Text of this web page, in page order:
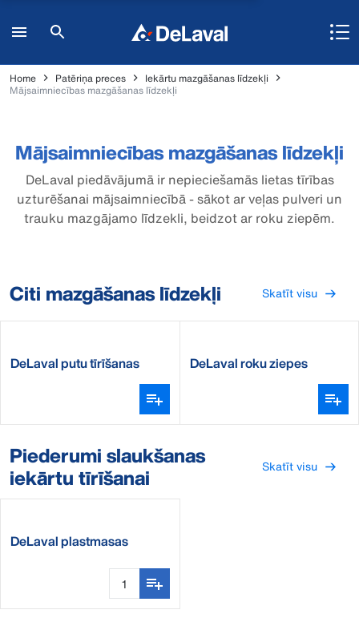
Home Patēriņa preces
Iekārtu mazgāšanas līdzekļi
Mājsaimniecības mazgāšanas līdzekļi
Mājsaimniecības mazgāšanas līdzekļi
DeLaval piedāvājumā ir nepieciešamās lietas tīrības
uzturēšanai mājsaimniecībā - sākot ar veļas pulveri un
trauku mazgājamo līdzekli, beidzot ar roku ziepēm.
Citi mazgāšanas līdzekļi Skatīt visu
DeLaval putu tīrīšanas DeLaval roku ziepes
Piederumi slaukšanas
iekārtu tīrīšanai Skatīt visu
DeLaval plastmasas